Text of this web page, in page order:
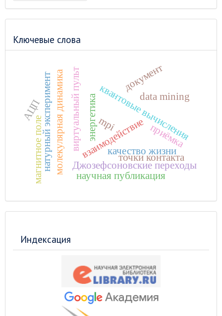
Ключевые слова
квантовые вычисления
взаимодействие
энергетика
виртуальный пульт
молекулярная динамика
натурный эксперимент mpi
Джозефсоновские переходы
качество жизни
документ
научная публикация
точки контакта
data mining
магнитное поле
АЦП
приёмка
Индексация